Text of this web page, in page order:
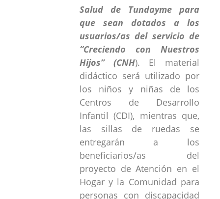
Salud de Tundayme para
que sean dotados a los
usuarios/as del servicio de
“Creciendo con Nuestros
Hijos” (CNH). El material
didáctico será utilizado por
los niños y niñas de los
Centros de Desarrollo
Infantil (CDI), mientras que,
las sillas de ruedas se
entregarán a los
beneficiarios/as del
proyecto de Atención en el
Hogar y la Comunidad para
personas con discapacidad